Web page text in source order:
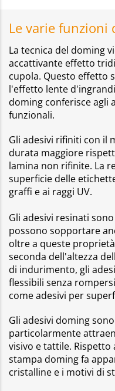
Le varie funzioni
La tecnica del doming
accattivante effetto
cupola. Questo effetto
l'effetto lente
doming conferisce agli
funzionali.
Gli adesivi rifiniti con il
durata maggiore
lamina non rifinite. La
superficie delle
graffi e ai raggi UV.
Gli adesivi resinati
possono sopportare
oltre a queste
seconda dell'altezza
di indurimento, gli
flessibili senza
come adesivi per
Gli adesivi doming
particolarmente
visivo e tattile. Rispetto
stampa doming fa
cristalline e i motivi di